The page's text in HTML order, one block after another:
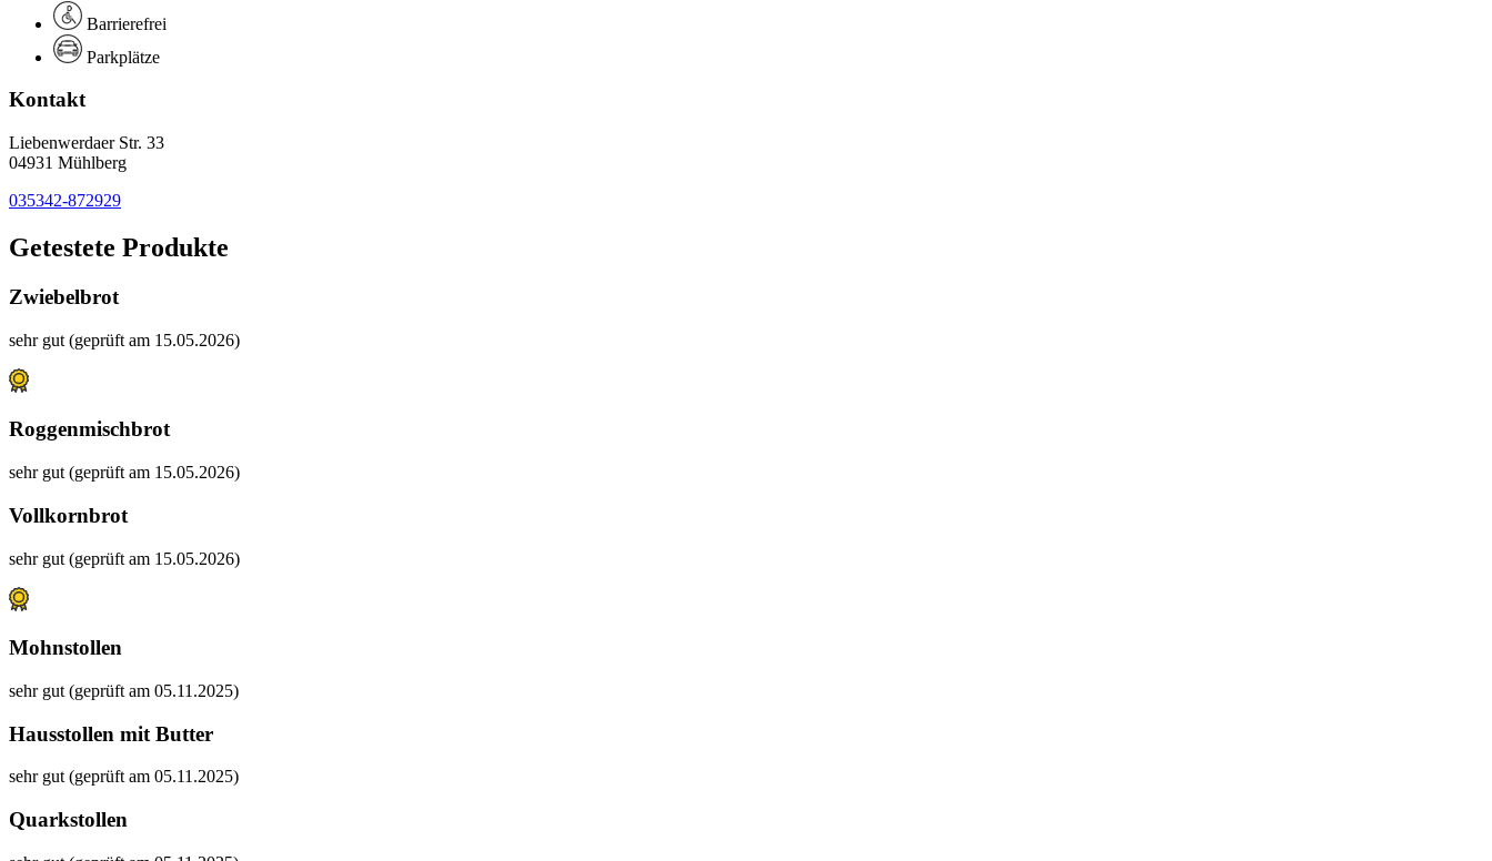
Barrierefrei
Parkplätze
Kontakt
Liebenwerdaer Str. 33
04931 Mühlberg
035342-872929
Getestete Produkte
Zwiebelbrot
sehr gut (geprüft am 15.05.2026)
Roggenmischbrot
sehr gut (geprüft am 15.05.2026)
Vollkornbrot
sehr gut (geprüft am 15.05.2026)
Mohnstollen
sehr gut (geprüft am 05.11.2025)
Hausstollen mit Butter
sehr gut (geprüft am 05.11.2025)
Quarkstollen